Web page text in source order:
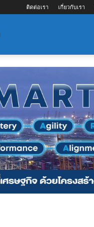
ติดต่อเรา เกี่ยวกับเรา